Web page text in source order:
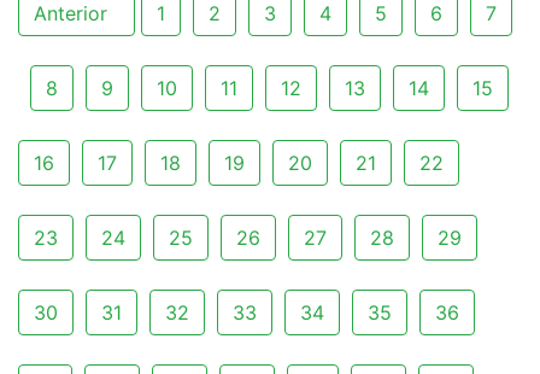
Anterior 1 2 3 4 5 6 7
8 9 10 11 12 13 14 15
16 17 18 19 20 21 22
23 24 25 26 27 28 29
30 31 32 33 34 35 36